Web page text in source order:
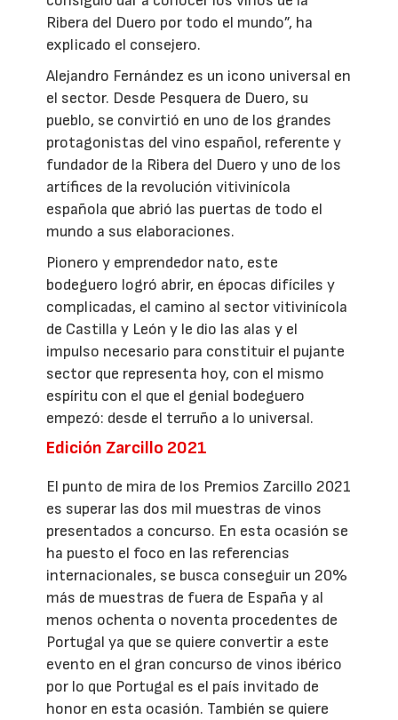
Ribera del Duero por todo el mundo”, ha
explicado el consejero.
Alejandro Fernández es un icono universal en
el sector. Desde Pesquera de Duero, su
pueblo, se convirtió en uno de los grandes
protagonistas del vino español, referente y
fundador de la Ribera del Duero y uno de los
artífices de la revolución vitivinícola
española que abrió las puertas de todo el
mundo a sus elaboraciones.
Pionero y emprendedor nato, este
bodeguero logró abrir, en épocas difíciles y
complicadas, el camino al sector vitivinícola
de Castilla y León y le dio las alas y el
impulso necesario para constituir el pujante
sector que representa hoy, con el mismo
espíritu con el que el genial bodeguero
empezó: desde el terruño a lo universal.
Edición Zarcillo 2021
El punto de mira de los Premios Zarcillo 2021
es superar las dos mil muestras de vinos
presentados a concurso. En esta ocasión se
ha puesto el foco en las referencias
internacionales, se busca conseguir un 20%
más de muestras de fuera de España y al
menos ochenta o noventa procedentes de
Portugal ya que se quiere convertir a este
evento en el gran concurso de vinos ibérico
por lo que Portugal es el país invitado de
honor en esta ocasión. También se quiere